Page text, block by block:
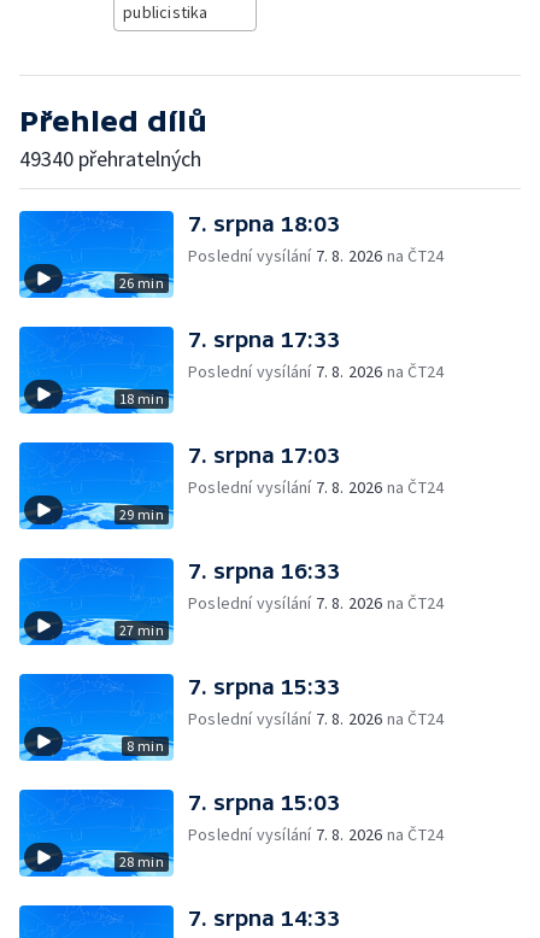
publicistika
Přehled dílů
49340 přehratelných
26 min
7. srpna 18:03
Poslední vysílání 7. 8. 2026 na ČT24
18 min
7. srpna 17:33
Poslední vysílání 7. 8. 2026 na ČT24
29 min
7. srpna 17:03
Poslední vysílání 7. 8. 2026 na ČT24
27 min
7. srpna 16:33
Poslední vysílání 7. 8. 2026 na ČT24
8 min
7. srpna 15:33
Poslední vysílání 7. 8. 2026 na ČT24
28 min
7. srpna 15:03
Poslední vysílání 7. 8. 2026 na ČT24
7. srpna 14:33